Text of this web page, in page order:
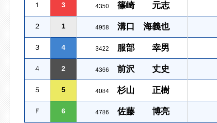
１ 3 4350 篠崎 元志
２ 1 4958 溝口 海義也
３ 4 3422 服部 幸男
４ 2 4366 前沢 丈史
５ 5 4084 杉山 正樹
Ｆ 6 4786 佐藤 博亮